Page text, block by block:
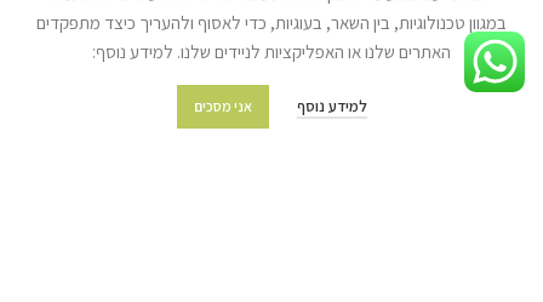
מידע נוסף
במגוון טכנולוגיות, בין השאר, בעוגיות, כדי לאסוף ולהעריך כיצד מתפקדים
האתרים שלנו או האפליקציות לניידים שלנו. למידע נוסף:
למידע נוסף אני מסכים